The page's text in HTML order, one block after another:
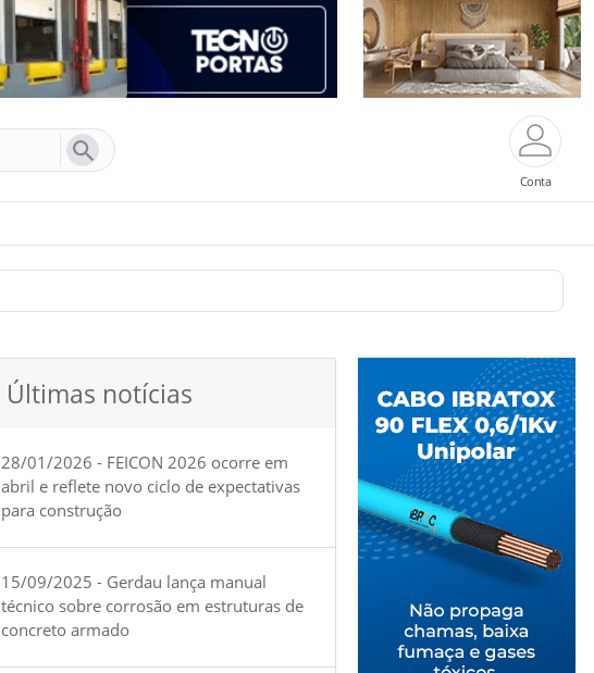
Conta
Últimas notícias
28/01/2026 - FEICON 2026 ocorre em
abril e reflete novo ciclo de expectativas
para construção
15/09/2025 - Gerdau lança manual
técnico sobre corrosão em estruturas de
concreto armado